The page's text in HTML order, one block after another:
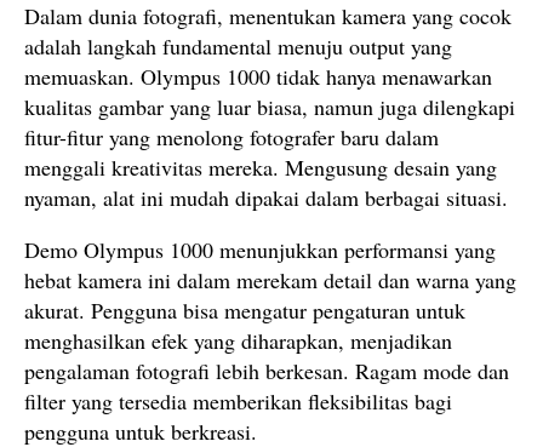
Dalam dunia fotografi, menentukan kamera yang cocok
adalah langkah fundamental menuju output yang
memuaskan. Olympus 1000 tidak hanya menawarkan
kualitas gambar yang luar biasa, namun juga dilengkapi
fitur-fitur yang menolong fotografer baru dalam
menggali kreativitas mereka. Mengusung desain yang
nyaman, alat ini mudah dipakai dalam berbagai situasi.
Demo Olympus 1000 menunjukkan performansi yang
hebat kamera ini dalam merekam detail dan warna yang
akurat. Pengguna bisa mengatur pengaturan untuk
menghasilkan efek yang diharapkan, menjadikan
pengalaman fotografi lebih berkesan. Ragam mode dan
filter yang tersedia memberikan fleksibilitas bagi
pengguna untuk berkreasi.